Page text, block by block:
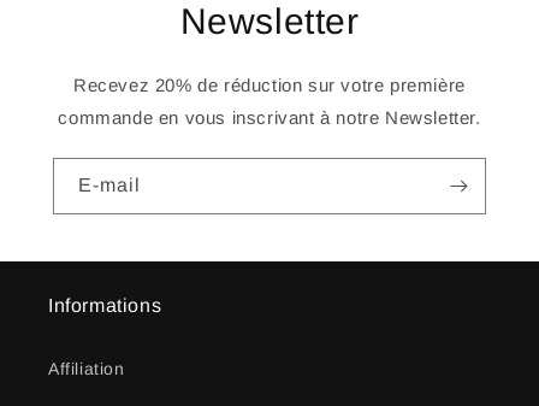
Newsletter
Recevez 20% de réduction sur votre première
commande en vous inscrivant à notre Newsletter.
E-mail
Informations
Affiliation